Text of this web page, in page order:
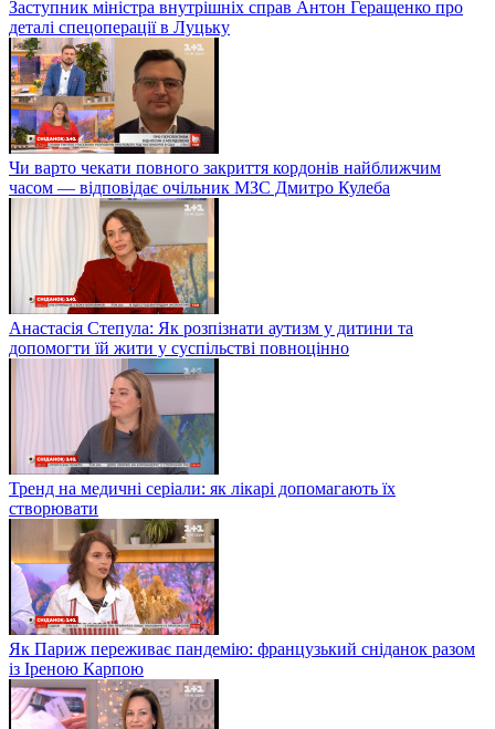
Заступник міністра внутрішніх справ Антон Геращенко про
деталі спецоперації в Луцьку
Чи варто чекати повного закриття кордонів найближчим
часом — відповідає очільник МЗС Дмитро Кулеба
Анастасія Степула: Як розпізнати аутизм у дитини та
допомогти їй жити у суспільстві повноцінно
Тренд на медичні серіали: як лікарі допомагають їх
створювати
Як Париж переживає пандемію: французький сніданок разом
із Іреною Карпою